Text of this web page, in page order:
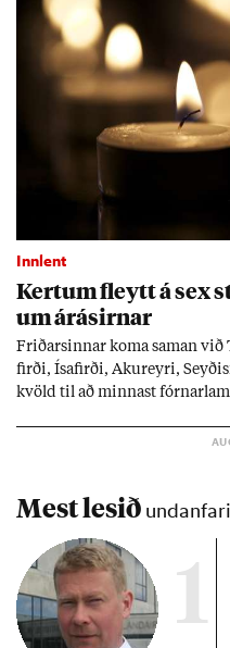
Innlent
Kert­um fleytt á sex
um árás­irn­ar
Frið­arsinn­ar koma sam­an
firði, Ísa­firði, Ak­ur­eyri,
kvöld til að minn­ast
Mest lesið
1